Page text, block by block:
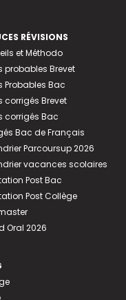
RÉVISIONS
et Méthodo
probables Brevet
Probables Bac
corrigés Brevet
corrigés Bac
Bac de Français
Parcoursup 2026
vacances scolaires
Post Bac
Post Collège
Oral 2026